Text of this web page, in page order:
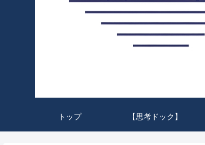
トップ 【思考ドック】